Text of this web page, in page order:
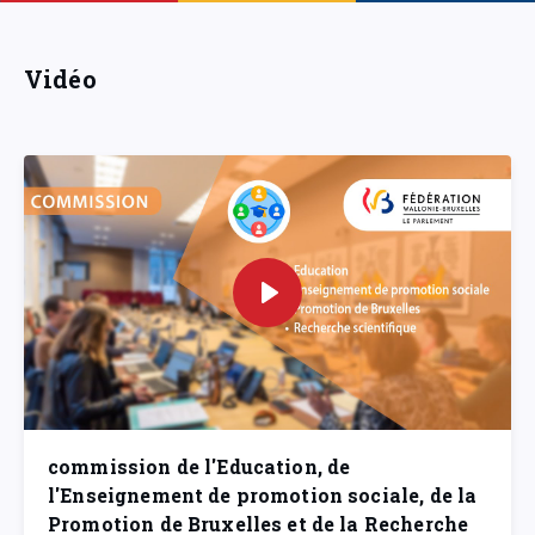
Vidéo
commission de l'Education, de
l'Enseignement de promotion sociale, de la
Promotion de Bruxelles et de la Recherche